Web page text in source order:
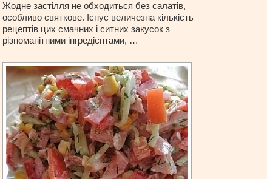
Жодне застілля не обходиться без салатів,
особливо святкове. Існує величезна кількість
рецептів цих смачних і ситних закусок з
різноманітними інгредієнтами, …